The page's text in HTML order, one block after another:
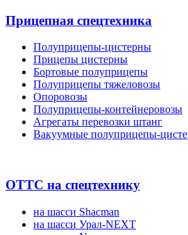
Прицепная спецтехника
Полуприцепы-цистерны
Прицепы цистерны
Бортовые полуприцепы
Полуприцепы тяжеловозы
Опоровозы
Полуприцепы-контейнеровозы
Агрегаты перевозки штанг
Вакуумные полуприцепы-
ОТТС на спецтехнику
на шасси Shacman
на шасси Урал-NEXT